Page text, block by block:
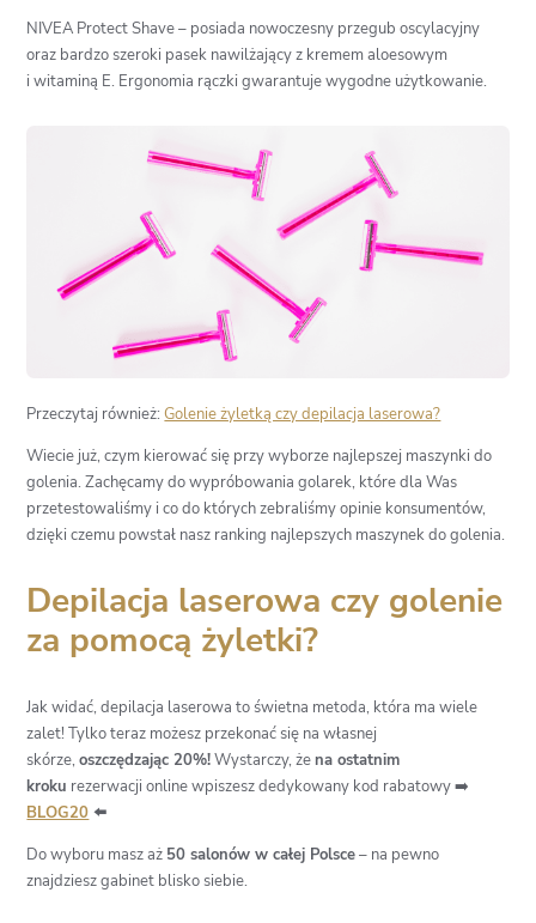
NIVEA Protect Shave – posiada nowoczesny przegub oscylacyjny
oraz bardzo szeroki pasek nawilżający z kremem aloesowym
i witaminą E. Ergonomia rączki gwarantuje wygodne użytkowanie.
Przeczytaj również:Golenie żyletką czy depilacja laserowa?
Wiecie już, czym kierować się przy wyborze najlepszej maszynki do
golenia. Zachęcamy do wypróbowania golarek, które dla Was
przetestowaliśmy i co do których zebraliśmy opinie konsumentów,
dzięki czemu powstał nasz ranking najlepszych maszynek do golenia.
Depilacja laserowa czy golenie
za pomocą żyletki?
Jak widać, depilacja laserowa to świetna metoda, która ma wiele
zalet! Tylko teraz możesz przekonać się na własnej
skórze,oszczędzając 20%!Wystarczy, żena ostatnim
kroku rezerwacji online wpiszesz dedykowany kod rabatowy ➡️
BLOG20 ⬅️
Do wyboru masz aż 50 salonów w całej Polsce– na pewno
znajdziesz gabinet blisko siebie.